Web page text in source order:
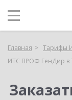
Главная Тарифы
ИТС ПРОФ ГенДир в